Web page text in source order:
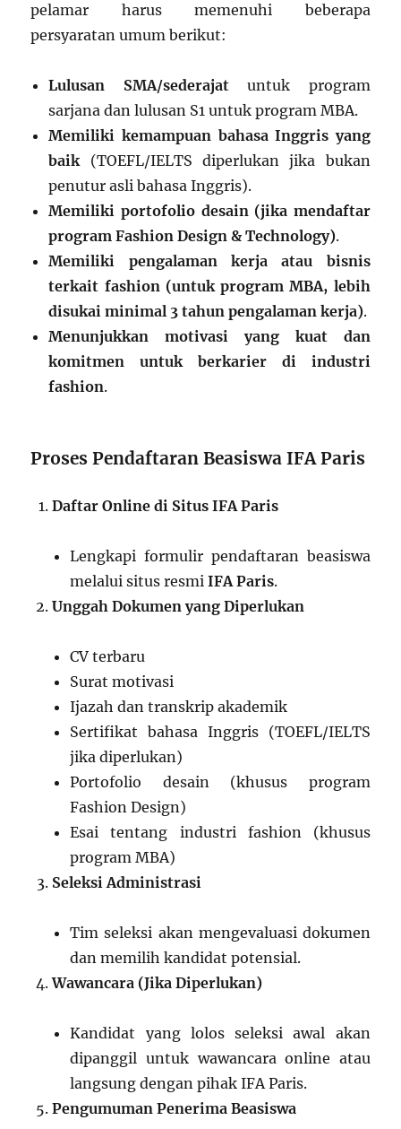
pelamar harus memenuhi beberapa
persyaratan umum berikut:
Lulusan SMA/sederajatuntuk program
sarjana dan lulusan S1 untuk program MBA.
Memiliki kemampuan bahasa Inggris yang
baik(TOEFL/IELTS diperlukan jika bukan
penutur asli bahasa Inggris).
Memiliki portofolio desain (jika mendaftar
program Fashion Design & Technology).
Memiliki pengalaman kerja atau bisnis
terkait fashion (untuk program MBA, lebih
disukai minimal 3 tahun pengalaman kerja).
Menunjukkan motivasi yang kuat dan
komitmen untuk berkarier di industri
fashion.
Proses Pendaftaran Beasiswa IFA Paris
Daftar Online di Situs IFA Paris
Lengkapi formulir pendaftaran beasiswa
melalui situs resmiIFA Paris.
Unggah Dokumen yang Diperlukan
CV terbaru
Surat motivasi
Ijazah dan transkrip akademik
Sertifikat bahasa Inggris (TOEFL/IELTS
jika diperlukan)
Portofolio desain (khusus program
Fashion Design)
Esai tentang industri fashion (khusus
program MBA)
Seleksi Administrasi
Tim seleksi akan mengevaluasi dokumen
dan memilih kandidat potensial.
Wawancara (Jika Diperlukan)
Kandidat yang lolos seleksi awal akan
dipanggil untuk wawancara online atau
langsung dengan pihak IFA Paris.
Pengumuman Penerima Beasiswa